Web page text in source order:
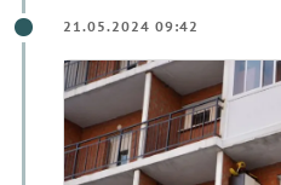
21.05.2024 09:42